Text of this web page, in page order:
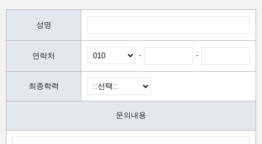
성명
연락처 - -
최종학력
문의내용